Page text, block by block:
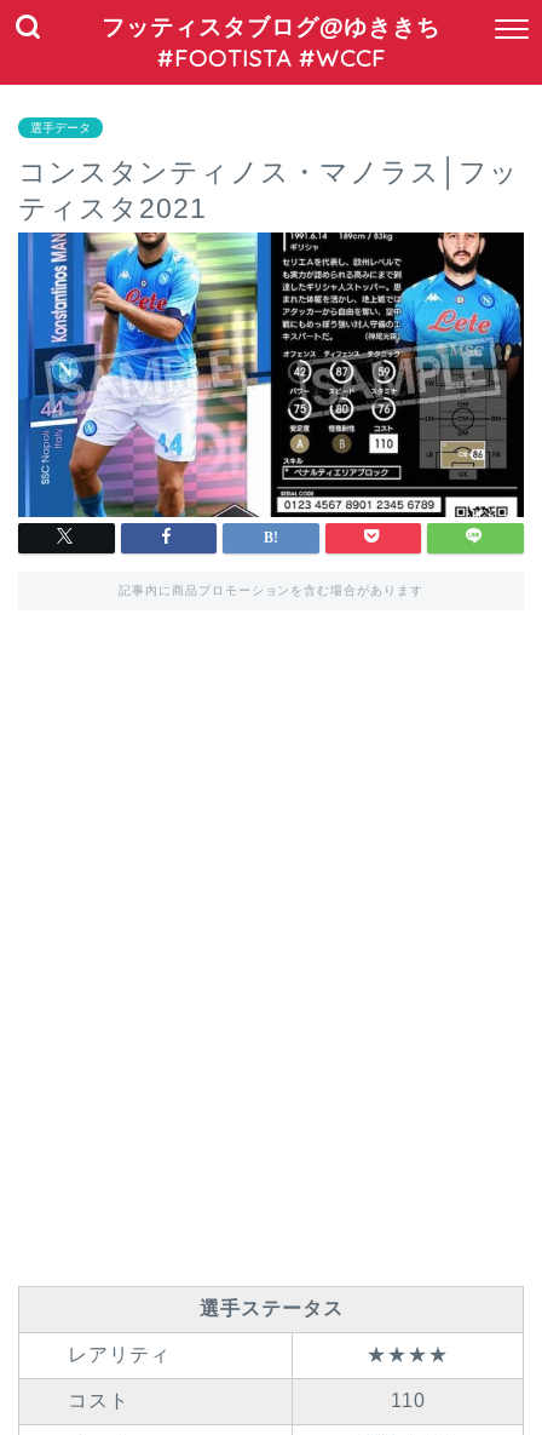
フッティスタブログ@ゆききち
#FOOTISTA #WCCF
選手データ
コンスタンティノス・マノラス│フッ
ティスタ2021
記事内に商品プロモーションを含む場合があります
選手ステータス
レアリティ ★★★★
コスト 110